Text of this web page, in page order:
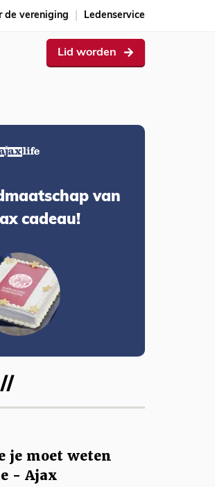
de vereniging Ledenservice
Lid worden
van
cadeau!
je moet weten
- Ajax